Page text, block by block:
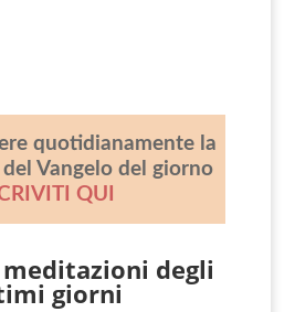
quotidianamente la
Vangelo del giorno
QUI
degli
giorni